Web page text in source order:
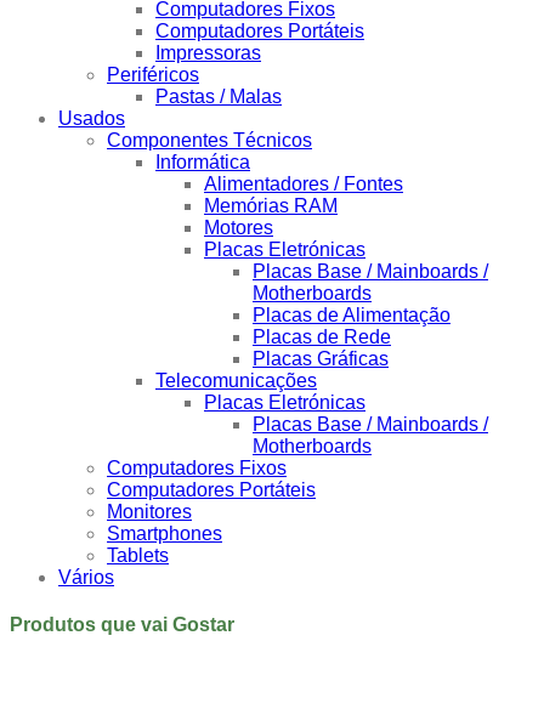
Computadores Fixos
Computadores Portáteis
Impressoras
Periféricos
Pastas / Malas
Usados
Componentes Técnicos
Informática
Alimentadores / Fontes
Memórias RAM
Motores
Placas Eletrónicas
Placas Base / Mainboards /
Motherboards
Placas de Alimentação
Placas de Rede
Placas Gráficas
Telecomunicações
Placas Eletrónicas
Placas Base / Mainboards /
Motherboards
Computadores Fixos
Computadores Portáteis
Monitores
Smartphones
Tablets
Vários
Produtos que vai Gostar